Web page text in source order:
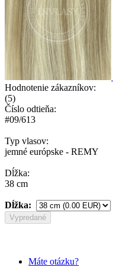
Hodnotenie zákazníkov:
(5)
Číslo odtieňa:
#09/613
Typ vlasov:
jemné európske - REMY
Dĺžka:
38 cm
Dĺžka:
Vypredané
Máte otázku?